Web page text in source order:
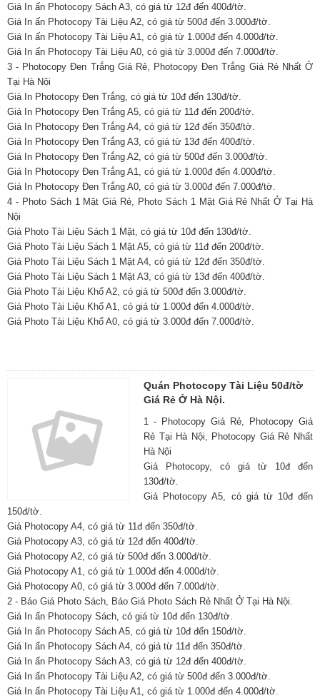
Giá In ấn Photocopy Sách A3, có giá từ 12đ đến 400đ/tờ.
Giá In ấn Photocopy Tài Liệu A2, có giá từ 500đ đến 3.000đ/tờ.
Giá In ấn Photocopy Tài Liệu A1, có giá từ 1.000đ đến 4.000đ/tờ.
Giá In ấn Photocopy Tài Liệu A0, có giá từ 3.000đ đến 7.000đ/tờ.
3 - Photocopy Đen Trắng Giá Rẻ, Photocopy Đen Trắng Giá Rẻ Nhất Ở
Tại Hà Nội
Giá In Photocopy Đen Trắng, có giá từ 10đ đến 130đ/tờ.
Giá In Photocopy Đen Trắng A5, có giá từ 11đ đến 200đ/tờ.
Giá In Photocopy Đen Trắng A4, có giá từ 12đ đến 350đ/tờ.
Giá In Photocopy Đen Trắng A3, có giá từ 13đ đến 400đ/tờ.
Giá In Photocopy Đen Trắng A2, có giá từ 500đ đến 3.000đ/tờ.
Giá In Photocopy Đen Trắng A1, có giá từ 1.000đ đến 4.000đ/tờ.
Giá In Photocopy Đen Trắng A0, có giá từ 3.000đ đến 7.000đ/tờ.
4 - Photo Sách 1 Mặt Giá Rẻ, Photo Sách 1 Mặt Giá Rẻ Nhất Ở Tại Hà
Nội
Giá Photo Tài Liệu Sách 1 Mặt, có giá từ 10đ đến 130đ/tờ.
Giá Photo Tài Liệu Sách 1 Mặt A5, có giá từ 11đ đến 200đ/tờ.
Giá Photo Tài Liệu Sách 1 Mặt A4, có giá từ 12đ đến 350đ/tờ.
Giá Photo Tài Liệu Sách 1 Mặt A3, có giá từ 13đ đến 400đ/tờ.
Giá Photo Tài Liệu Khổ A2, có giá từ 500đ đến 3.000đ/tờ.
Giá Photo Tài Liệu Khổ A1, có giá từ 1.000đ đến 4.000đ/tờ.
Giá Photo Tài Liệu Khổ A0, có giá từ 3.000đ đến 7.000đ/tờ.
Quán Photocopy Tài Liệu 50đ/tờ
Giá Rẻ Ở Hà Nội.
1 - Photocopy Giá Rẻ, Photocopy Giá
Rẻ Tại Hà Nội, Photocopy Giá Rẻ Nhất
Hà Nội
Giá Photocopy, có giá từ 10đ đến
130đ/tờ.
Giá Photocopy A5, có giá từ 10đ đến
150đ/tờ.
Giá Photocopy A4, có giá từ 11đ đến 350đ/tờ.
Giá Photocopy A3, có giá từ 12đ đến 400đ/tờ.
Giá Photocopy A2, có giá từ 500đ đến 3.000đ/tờ.
Giá Photocopy A1, có giá từ 1.000đ đến 4.000đ/tờ.
Giá Photocopy A0, có giá từ 3.000đ đến 7.000đ/tờ.
2 - Báo Giá Photo Sách, Báo Giá Photo Sách Rẻ Nhất Ở Tại Hà Nội.
Giá In ấn Photocopy Sách, có giá từ 10đ đến 130đ/tờ.
Giá In ấn Photocopy Sách A5, có giá từ 10đ đến 150đ/tờ.
Giá In ấn Photocopy Sách A4, có giá từ 11đ đến 350đ/tờ.
Giá In ấn Photocopy Sách A3, có giá từ 12đ đến 400đ/tờ.
Giá In ấn Photocopy Tài Liệu A2, có giá từ 500đ đến 3.000đ/tờ.
Giá In ấn Photocopy Tài Liệu A1, có giá từ 1.000đ đến 4.000đ/tờ.